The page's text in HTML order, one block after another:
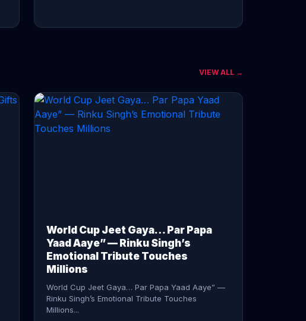
CONTINUE READING →
VIEW ALL →
World Cup Jeet Gaya… Par Papa
Yaad Aaye” — Rinku Singh’s
Emotional Tribute Touches
Millions
World Cup Jeet Gaya… Par Papa Yaad Aaye” —
Rinku Singh’s Emotional Tribute Touches
Millions...